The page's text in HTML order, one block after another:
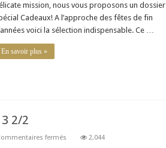
Femme
et
Homme
:
mission, nous vous proposons un dossier
Cadeaux! A l’approche des fêtes de fin
voici la sélection indispensable. Ce …
En savoir plus »
2/2
ferméssur
2,044